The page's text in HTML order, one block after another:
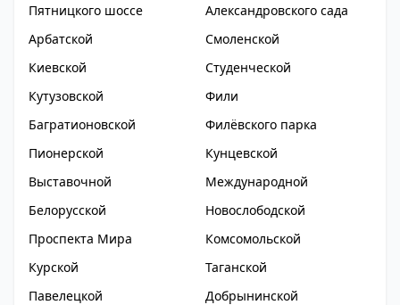
Пятницкого шоссе
Александровского сада
Арбатской
Смоленской
Киевской
Студенческой
Кутузовской
Фили
Багратионовской
Филёвского парка
Пионерской
Кунцевской
Выставочной
Международной
Белорусской
Новослободской
Проспекта Мира
Комсомольской
Курской
Таганской
Павелецкой
Добрынинской